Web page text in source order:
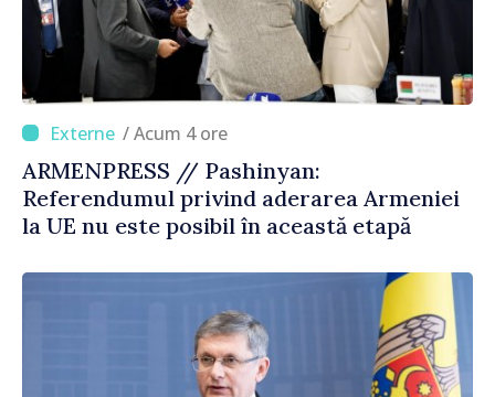
/ Acum 4 ore
ARMENPRESS // Pashinyan:
Referendumul privind aderarea Armeniei
la UE nu este posibil în această etapă